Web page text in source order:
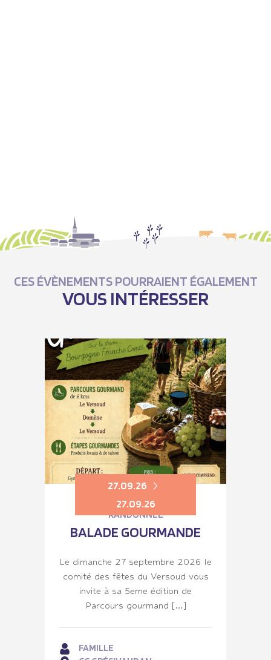
CES ÉVÈNEMENTS POURRAIENT ÉGALEMENT
VOUS INTÉRESSER
27.09.26
27.09.26
RANDONNÉE
BALADE GOURMANDE
Le dimanche 27 septembre 2026 le
comité des fêtes du Versoud vous
invite à sa 5eme édition de
Parcours gourmand […]
FAMILLE